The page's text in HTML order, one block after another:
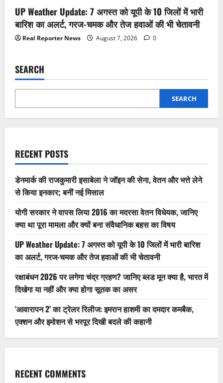
UP Weather Update: 7 अगस्त को यूपी के 10 जिलों में भारी
बारिश का अलर्ट, गरज-चमक और तेज हवाओं की भी चेतावनी
Real Reporter News August 7, 2026 0
SEARCH
SEARCH
RECENT POSTS
डेनमार्क की राजकुमारी इसाबेला ने जॉइन की सेना, वेतन और भत्ते लेने
से किया इनकार; बनीं नई मिसाल
योगी सरकार ने वापस लिया 2016 का मदरसा वेतन विधेयक, जानिए
क्या था पूरा मामला और क्यों बना संवैधानिक बहस का विषय
UP Weather Update: 7 अगस्त को यूपी के 10 जिलों में भारी बारिश
का अलर्ट, गरज-चमक और तेज हवाओं की भी चेतावनी
रक्षाबंधन 2026 पर लगेगा चंद्र ग्रहण? जानिए ब्लड मून क्या है, भारत में
दिखेगा या नहीं और क्या होगा सूतक का असर
‘आवारापन 2’ का ट्रेलर रिलीज: इमरान हाशमी का दमदार कमबैक,
एक्शन और इमोशन से भरपूर दिखी बदले की कहानी
RECENT COMMENTS